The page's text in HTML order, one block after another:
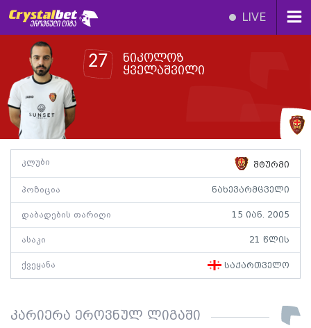
LIVE
27
ნიკოლოზ
ყველაშვილი
კლუბი შტურმი
პოზიცია ნახევარმცველი
დაბადების თარიღი 15 იან. 2005
ასაკი 21 წლის
ქვეყანა საქართველო
კარიერა ეროვნულ ლიგაში